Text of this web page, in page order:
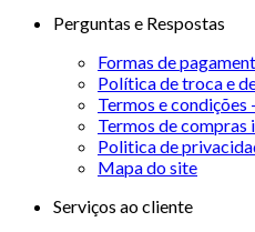
Perguntas e Respostas
Formas de
Política de troca e
Termos e condições
Termos de compras
Politica de
Mapa do site
Serviços ao cliente